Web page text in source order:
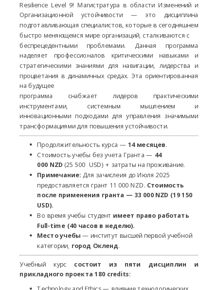
Resilience Level 9! Магистратура в области Изменений и
Организационной устойчивости — это дисциплина
подготавливающая специалистов, которые в сегодняшнем
быстро меняющемся мире организаций, сталкиваются с
беспрецедентными проблемами. Данная программа
наделяет профессионалов критическими навыками и
стратегическими знаниями для навигации, лидерства и
процветания в динамичных средах. Эта ориентированная
на будущее
программа снабжает лидеров практическими
инструментами, системным мышлением и
инновационными подходами для управления значимыми
трансформациями для повышения устойчивости.
Продолжительность курса — 14 месяцев.
Cтоимость учебы без учета Гранта — 44
000 NZD (25 500 USD) + затраты на проживание.
Примечание: Для зачислеия до Июля 2025
предоставляется грант 11 000 NZD. Стоимость
после применения гранта — 33 000 NZD (19 150
USD).
Во время учебы студент имеет право работать
Full-time (40 часов в неделю).
Место учебы — институт высшей первой учебной
категории, город Окленд.
Учебный курс состоит из пяти дисциплин и
прикладного проекта 180 credits: